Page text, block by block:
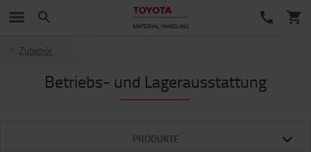
Zubehör
Betriebs- und Lagerausstattung
PRODUKTE